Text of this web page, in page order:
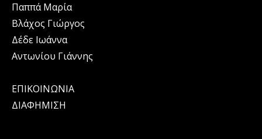
Παππά Μαρία
Βλάχος Γιώργος
Δέδε Ιωάννα
Αντωνίου Γιάννης
ΕΠΙΚΟΙΝΩΝΙΑ
ΔΙΑΦΗΜΙΣΗ